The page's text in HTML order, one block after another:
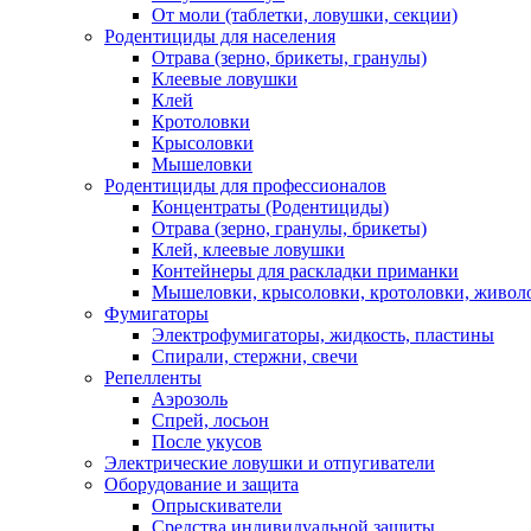
От моли (таблетки, ловушки, секции)
Родентициды для населения
Отрава (зерно, брикеты, гранулы)
Клеевые ловушки
Клей
Кротоловки
Крысоловки
Мышеловки
Родентициды для профессионалов
Концентраты (Родентициды)
Отрава (зерно, гранулы, брикеты)
Клей, клеевые ловушки
Контейнеры для раскладки приманки
Мышеловки, крысоловки, кротоловки,
Фумигаторы
Электрофумигаторы, жидкость, пластины
Спирали, стержни, свечи
Репелленты
Аэрозоль
Спрей, лосьон
После укусов
Электрические ловушки и отпугиватели
Оборудование и защита
Опрыскиватели
Средства индивидуальной защиты